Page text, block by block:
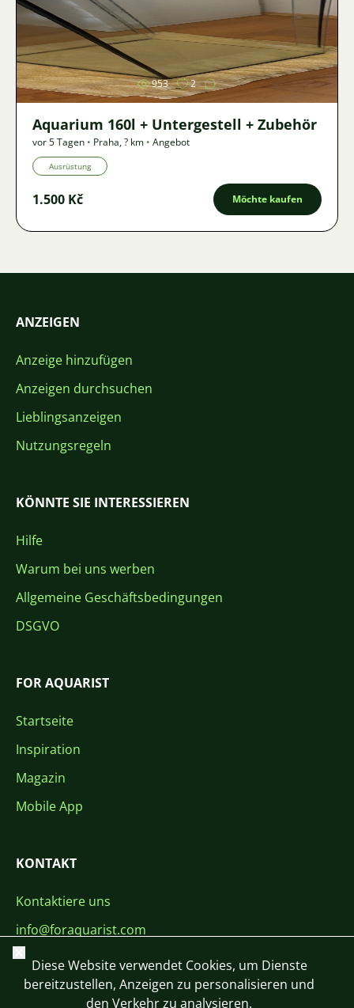
Bild
953 2
Aquarium 160l + Untergestell + Zubehör
vor 5 Tagen • Praha,? km • Angebot
Ausrüstung
1.500 Kč Möchte kaufen
ANZEIGEN
Anzeige hinzufügen
Anzeigen durchsuchen
Lieblingsanzeigen
Nutzungsregeln
KÖNNTE SIE INTERESSIEREN
Hilfe
Warum bei uns werben
Allgemeine Geschäftsbedingungen
DSGVO
FOR AQUARIST
Startseite
Inspiration
Magazin
Mobile App
KONTAKT
Kontaktiere uns
info@foraquarist.com
+420 603 449 602
Schließen
Diese Website verwendet Cookies, um Dienste
bereitzustellen, Anzeigen zu personalisieren und
den Verkehr zu analysieren.